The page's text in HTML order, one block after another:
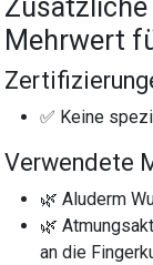
Mehrwert
✅ Keine
Verwendete
🌿 Aluderm
🌿
an die